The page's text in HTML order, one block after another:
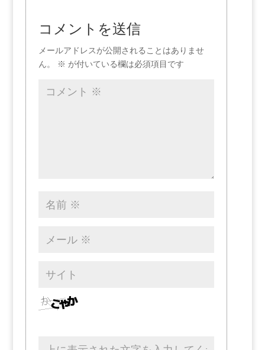
コメントを送信
メールアドレスが公開されることはありませ
ん。
※ が付いている欄は必須項目です